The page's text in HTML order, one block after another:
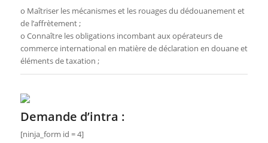
o Maîtriser les mécanismes et les rouages du dédouanement et
de l’affrètement ;
o Connaître les obligations incombant aux opérateurs de
commerce international en matière de déclaration en douane et
éléments de taxation ;
Demande d’intra :
[ninja_form id = 4]